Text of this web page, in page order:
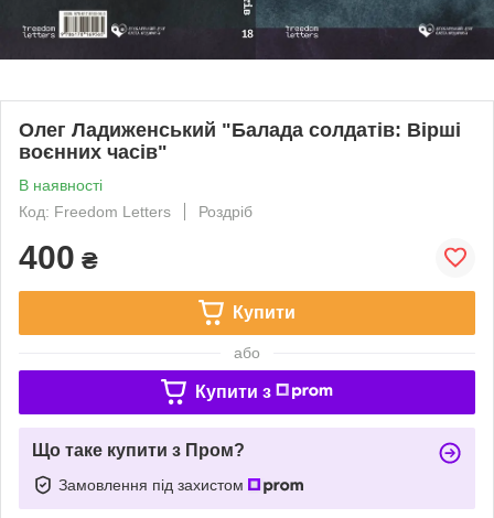
Олег Ладиженський "Балада солдатів: Вірші
воєнних часів"
В наявності
Код: Freedom Letters
Роздріб
400 ₴
Купити
або
Купити з
Що таке купити з Пром?
Замовлення під захистом